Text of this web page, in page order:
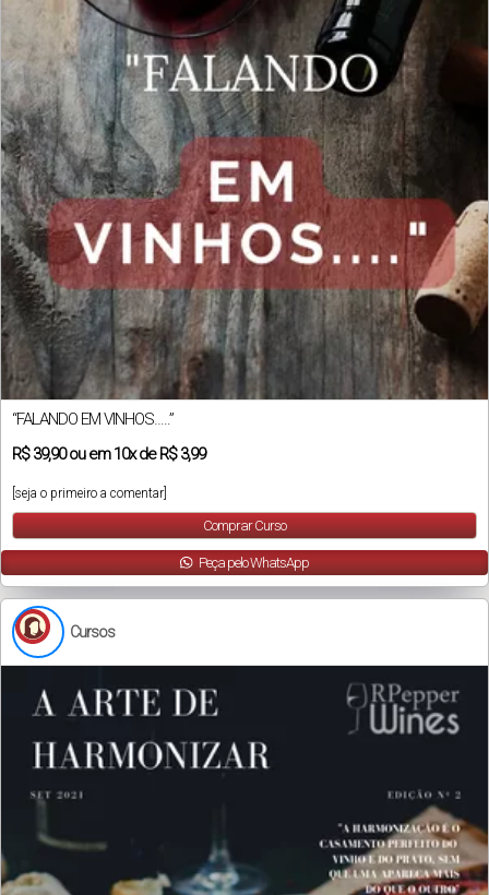
“FALANDO EM VINHOS…..”
R$39,90ou em10xde R$ 3,99
[seja o primeiro a comentar]
Comprar Curso
Peça pelo WhatsApp
Cursos